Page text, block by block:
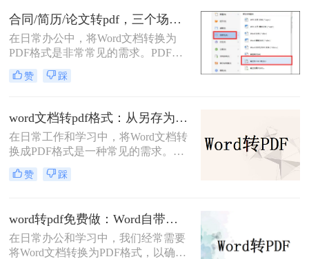
批注呢？本文将介绍三种简单有效的
方法来帮助您将Word文档转成PDF并
保留批注。
合同/简历/论文转pdf，三个场景各自用什么方法快！
在日常办公中，将Word文档转换为
PDF格式是非常常见的需求。PDF文
件具有跨平台兼容性、保持文档格式
一致性和不可编辑性的特点，非常适
转换pdf呢？本文将介绍三种常用的方
法来实现这一转换。
赞 踩
word文档转pdf格式：从另存为到在线工具，三种路径各有取舍！
在日常工作和学习中，将Word文档转
换成PDF格式是一种常见的需求。
PDF格式不仅能够保持文档的原貌，
确保在不同平台和设备上呈现一致的
呢？本文将介绍三种高效且易于操作
的Word文档转换成PDF的方法，帮助
读者轻松应对这一需求。
赞 踩
word转pdf免费做：Word自带导出和在线工具效果差在哪！
在日常办公和学习中，我们经常需要
将Word文档转换为PDF格式，以确保